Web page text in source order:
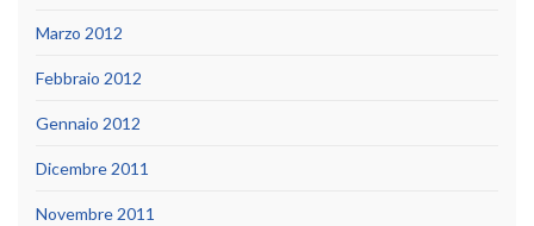
Marzo 2012
Febbraio 2012
Gennaio 2012
Dicembre 2011
Novembre 2011